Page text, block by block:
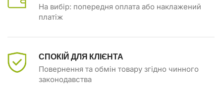
На вибір: попередня оплата або наклажений
платіж
СПОКІЙ ДЛЯ КЛІЄНТА
Повернення та обмін товару згідно чинного
законодавства